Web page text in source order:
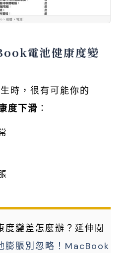
電池健康度變
時，很有可能你的
度下滑 ：
變差怎麼辦？延伸閱
膨脹別忽略！MacBook